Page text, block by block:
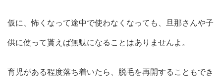
仮に、怖くなって途中で使わなくなっても、旦那さんや子
供に使って貰えば無駄になることはありませんよ。
育児がある程度落ち着いたら、脱毛を再開することもでき